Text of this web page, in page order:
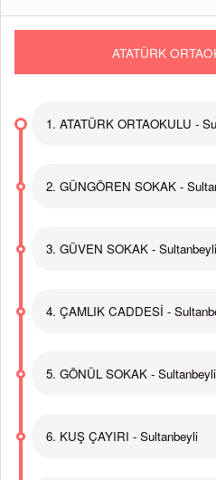
ATATÜRK
1. ATATÜRK ORTAOKULU -
2. GÜNGÖREN SOKAK -
3. GÜVEN SOKAK - Sultanbeyli
4. ÇAMLIK CADDESİ -
5. GÖNÜL SOKAK - Sultanbeyli
6. KUŞ ÇAYIRI - Sultanbeyli